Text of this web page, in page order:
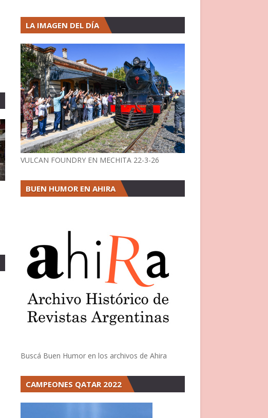
LA IMAGEN DEL DÍA
VULCAN FOUNDRY EN MECHITA 22-3-26
BUEN HUMOR EN AHIRA
Buscá Buen Humor en los archivos de Ahira
CAMPEONES QATAR 2022